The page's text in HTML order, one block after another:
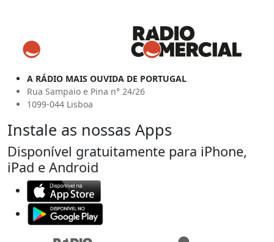
A RÁDIO MAIS OUVIDA DE PORTUGAL
Rua Sampaio e Pina n° 24/26
1099-044 Lisboa
Instale as nossas Apps
Disponível gratuitamente para iPhone,
iPad e Android